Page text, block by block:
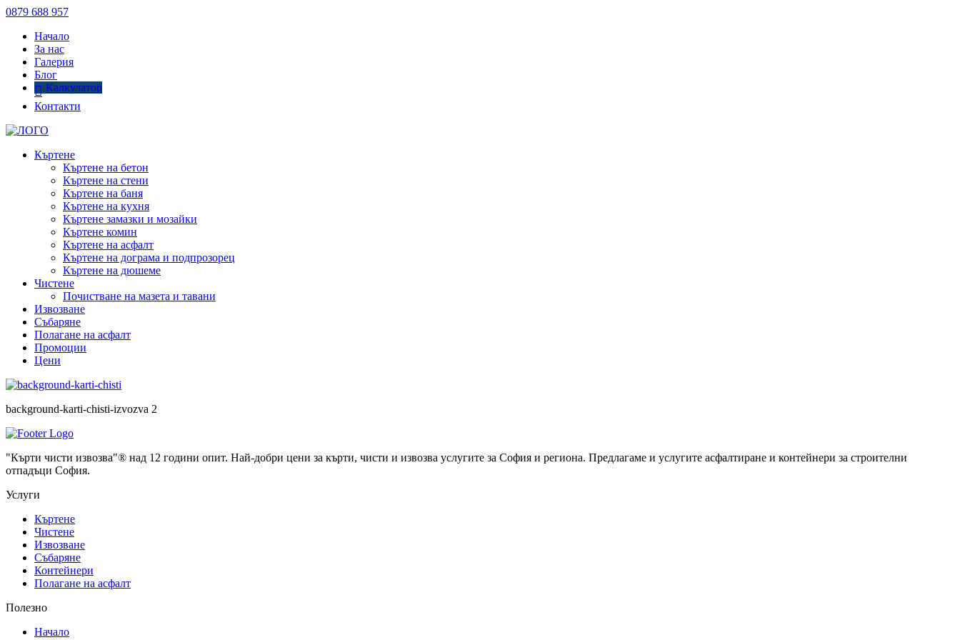
0879 688 957
Начало
За нас
Галерия
Блог
Калкулатор
Контакти
Къртене
Къртене на бетон
Къртене на стени
Къртене на баня
Къртене на кухня
Къртене замазки и мозайки
Къртене комин
Къртене на асфалт
Къртене на дограма и подпрозорец
Къртене на дюшеме
Чистене
Почистване на мазета и тавани
Извозване
Събаряне
Полагане на асфалт
Промоции
Цени
background-karti-chisti-izvozva 2
"Кърти чисти извозва"® над 12 години опит. Най-добри цени за кърти, чисти и извозва услугите за София и региона. Предлагаме и услугите асфалтиране и контейнери за строителни
отпадъци София.
Услуги
Къртене
Чистене
Извозване
Събаряне
Контейнери
Полагане на асфалт
Полезно
Начало